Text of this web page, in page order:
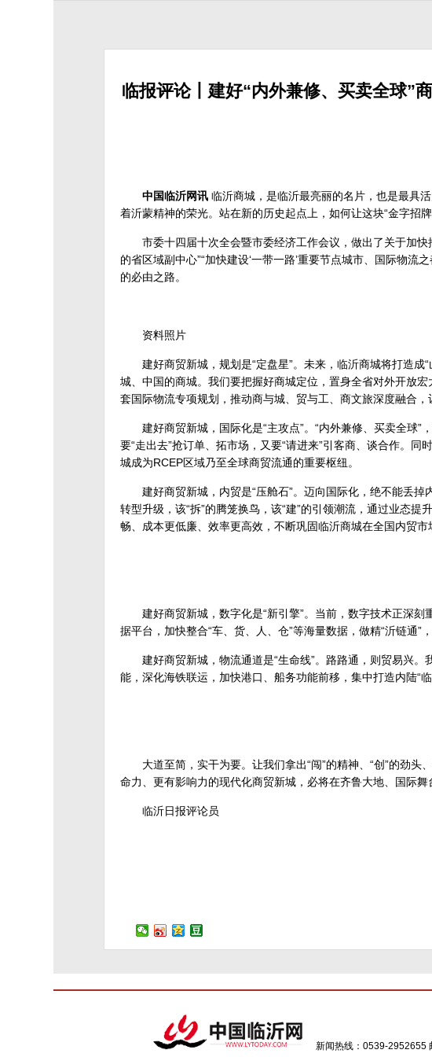
临报评论丨建好“内外兼修、买卖全球
中国临沂网讯临沂商城，是临沂最亮丽的名片，也是最具
着沂蒙精神的荣光。站在新的历史起点上，如何让这块“金字招
市委十四届十次全会暨市委经济工作会议，做出了关于加快
的省区域副中心”“加快建设‘一带一路’重要节点城市、国际物
的必由之路。
资料照片
建好商贸新城，规划是“定盘星”。未来，临沂商城将打造
城、中国的商城。我们要把握好商城定位，置身全省对外开放
套国际物流专项规划，推动商与城、贸与工、商文旅深度融合
建好商贸新城，国际化是“主攻点”。“内外兼修、买卖全球”
要“走出去”抢订单、拓市场，又要“请进来”引客商、谈合作。
城成为RCEP区域乃至全球商贸流通的重要枢纽。
建好商贸新城，内贸是“压舱石”。迈向国际化，绝不能丢掉
转型升级，该“拆”的腾笼换鸟，该“建”的引领潮流，通过业态
畅、成本更低廉、效率更高效，不断巩固临沂商城在全国内贸市
建好商贸新城，数字化是“新引擎”。当前，数字技术正深刻
据平台，加快整合“车、货、人、仓”等海量数据，做精“沂链通”
建好商贸新城，物流通道是“生命线”。路路通，则贸易兴。
能，深化海铁联运，加快港口、船务功能前移，集中打造内陆“
大道至简，实干为要。让我们拿出“闯”的精神、“创”的劲
命力、更有影响力的现代化商贸新城，必将在齐鲁大地、国际舞
临沂日报评论员